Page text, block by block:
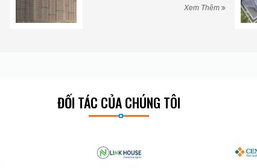
Xem Thêm
ĐỐI TÁC CỦA CHÚNG TÔI